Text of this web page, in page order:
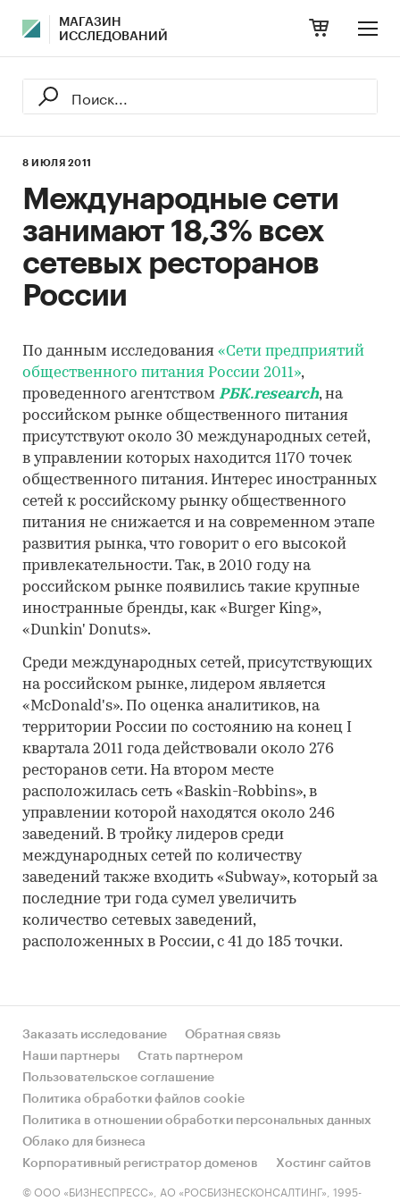
МАГАЗИН
ИССЛЕДОВАНИЙ
8 ИЮЛЯ 2011
Международные сети
занимают 18,3% всех
сетевых ресторанов
России
По данным исследования «Сети предприятий
общественного питания России 2011»,
проведенного агентством РБК.research, на
российском рынке общественного питания
присутствуют около 30 международных сетей,
в управлении которых находится 1170 точек
общественного питания. Интерес иностранных
сетей к российскому рынку общественного
питания не снижается и на современном этапе
развития рынка, что говорит о его высокой
привлекательности. Так, в 2010 году на
российском рынке появились такие крупные
иностранные бренды, как «Burger King»,
«Dunkin' Donuts».
Среди международных сетей, присутствующих
на российском рынке, лидером является
«McDonald's». По оценка аналитиков, на
территории России по состоянию на конец I
квартала 2011 года действовали около 276
ресторанов сети. На втором месте
расположилась сеть «Baskin-Robbins», в
управлении которой находятся около 246
заведений. В тройку лидеров среди
международных сетей по количеству
заведений также входить «Subway», который за
последние три года сумел увеличить
количество сетевых заведений,
расположенных в России, с 41 до 185 точки.
Заказать исследование
Обратная связь
Наши партнеры
Стать партнером
Пользовательское соглашение
Политика обработки файлов cookie
Политика в отношении обработки персональных данных
Облако для бизнеса
Корпоративный регистратор доменов
Хостинг сайтов
© ООО «БИЗНЕСПРЕСС», АО «РОСБИЗНЕСКОНСАЛТИНГ», 1995-